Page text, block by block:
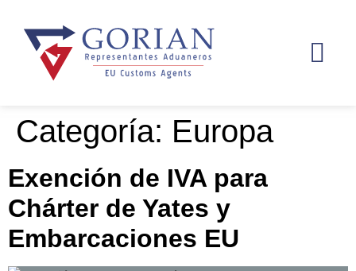
Categoría: Europa
Exención de IVA para
Chárter de Yates y
Embarcaciones EU